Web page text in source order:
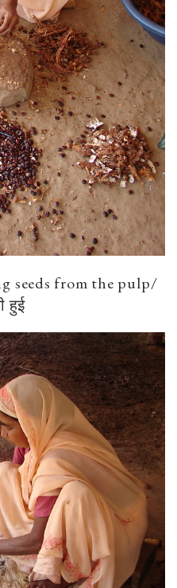
seeds from the pulp/
हुई